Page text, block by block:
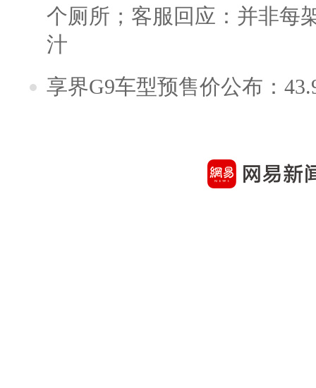
个厕所；客服回应：并非每
汁
享界G9车型预售价公布：